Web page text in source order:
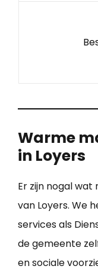
Warme
in Loyers
Er zijn nogal
van Loyers. We
services als
de gemeente
en sociale